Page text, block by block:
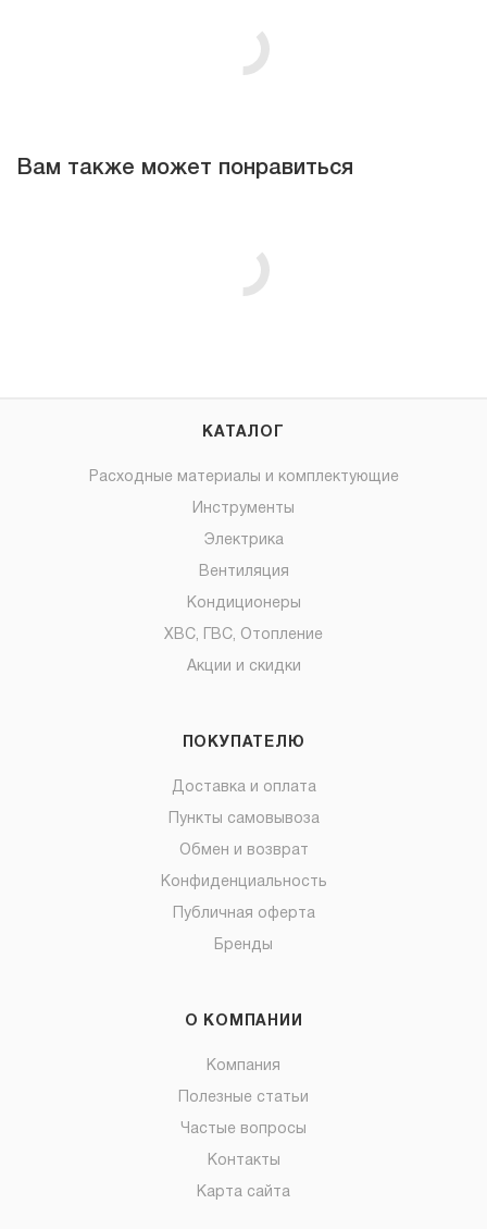
Вам также может понравиться
КАТАЛОГ
Расходные материалы и комплектующие
Инструменты
Электрика
Вентиляция
Кондиционеры
ХВС, ГВС, Отопление
Акции и скидки
ПОКУПАТЕЛЮ
Доставка и оплата
Пункты самовывоза
Обмен и возврат
Конфиденциальность
Публичная оферта
Бренды
О КОМПАНИИ
Компания
Полезные статьи
Частые вопросы
Контакты
Карта сайта